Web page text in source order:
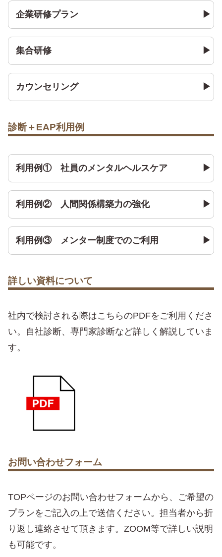
企業研修プラン
集合研修
カウンセリング
診断＋EAP利用例
利用例① 社員のメンタルヘルスケア
利用例② 人間関係構築力の強化
利用例③ メンター制度でのご利用
詳しい資料について
社内で検討される際はこちらのPDFをご利用くださ
い。自社診断、専門家診断など詳しく解説していま
す。
お問い合わせフォーム
TOPページのお問い合わせフォームから、ご希望の
プランをご記入の上で送信ください。担当者から折
り返し連絡させて頂きます。ZOOM等で詳しい説明
も可能です。